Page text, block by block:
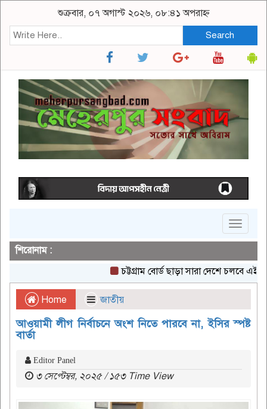
শুক্রবার, ০৭ অগাস্ট ২০২৬, ০৮:৪১ অপরাহ্ন
Search
Toggle
শিরোনাম :
চট্টগ্রাম বোর্ড ছাড়া সারা দেশে চলবে এইচএসসি
Home জাতীয়
আওয়ামী লীগ নির্বাচনে অংশ নিতে পারবে না, ইসির স্পষ্ট
বার্তা
Editor Panel
৩ সেপ্টেম্বর, ২০২৫ / ১৫৩ Time View